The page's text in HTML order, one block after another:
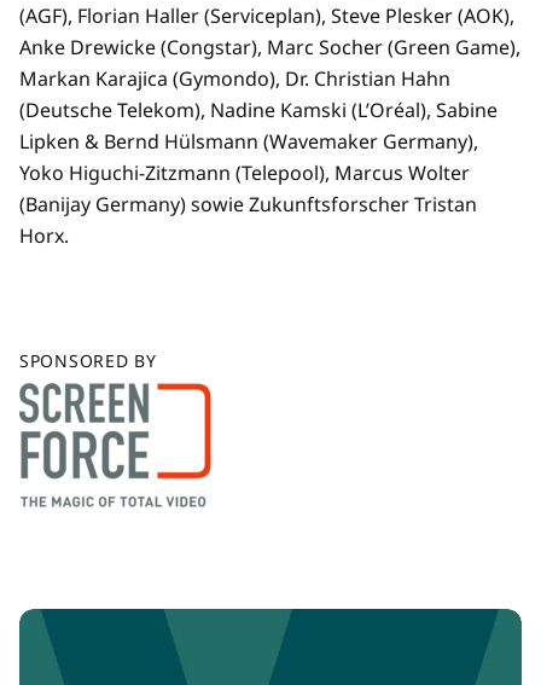
(AGF), Florian Haller (Serviceplan), Steve Plesker (AOK),
Anke Drewicke (Congstar), Marc Socher (Green Game),
Markan Karajica (Gymondo), Dr. Christian Hahn
(Deutsche Telekom), Nadine Kamski (L’Oréal), Sabine
Lipken & Bernd Hülsmann (Wavemaker Germany),
Yoko Higuchi-Zitzmann (Telepool), Marcus Wolter
(Banijay Germany) sowie Zukunftsforscher Tristan
Horx.
SPONSORED BY